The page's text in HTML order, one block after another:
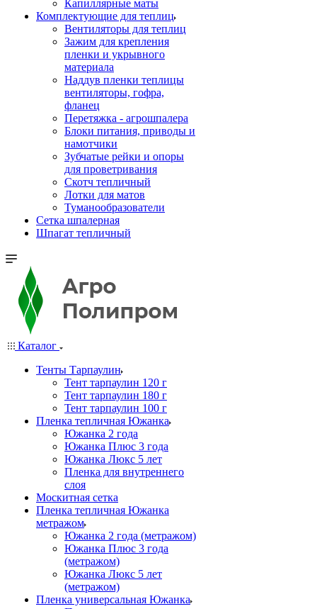
Капиллярные маты
Комплектующие для теплиц
Вентиляторы для теплиц
Зажим для крепления
пленки и укрывного
материала
Наддув пленки теплицы
вентиляторы, гофра,
фланец
Перетяжка - агрошпалера
Блоки питания, приводы и
намотчики
Зубчатые рейки и опоры
для проветривания
Скотч тепличный
Лотки для матов
Туманообразователи
Сетка шпалерная
Шпагат тепличный
Каталог
Тенты Тарпаулин
Тент тарпаулин 120 г
Тент тарпаулин 180 г
Тент тарпаулин 100 г
Пленка тепличная Южанка
Южанка 2 года
Южанка Плюс 3 года
Южанка Люкс 5 лет
Пленка для внутреннего
слоя
Москитная сетка
Пленка тепличная Южанка
метражом
Южанка 2 года (метражом)
Южанка Плюс 3 года
(метражом)
Южанка Люкс 5 лет
(метражом)
Пленка универсальная Южанка